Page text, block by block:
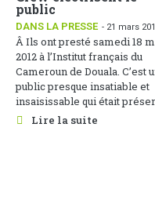
public
DANS LA PRESSE - 21 mars
Â Ils ont presté samedi 18
2012 à l’Institut français du
Cameroun de Douala. C’est
public presque insatiable et
insaisissable qui était
Lire la suite